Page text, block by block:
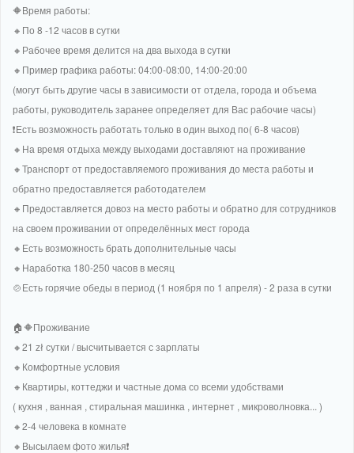
🔶Время работы:
🔸По 8 -12 часов в сутки
🔸Рабочее время делится на два выхода в сутки
🔸Пример графика работы: 04:00-08:00, 14:00-20:00
(могут быть другие часы в зависимости от отдела, города и объема
работы, руководитель заранее определяет для Вас рабочие часы)
❗Есть возможность работать только в один выход по( 6-8 часов)
🔸На время отдыха между выходами доставляют на проживание
🔸Транспорт от предоставляемого проживания до места работы и
обратно предоставляется работодателем
🔸Предоставляется довоз на место работы и обратно для сотрудников
на своем проживании от определённых мест города
🔸Есть возможность брать дополнительные часы
🔸Наработка 180-250 часов в месяц
🍲Есть горячие обеды в период (1 ноября по 1 апреля) - 2 раза в сутки
🏠🔶Проживание
🔸21 zł сутки / высчитывается с зарплаты
🔸Комфортные условия
🔸Квартиры, коттеджи и частные дома со всеми удобствами
( кухня , ванная , стиральная машинка , интернет , микроволновка... )
🔸2-4 человека в комнате
🔸Высылаем фото жилья❗